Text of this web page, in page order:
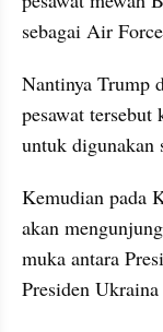
sebagai Air
Nantinya Trump
pesawat tersebut
untuk digunakan
Kemudian pada
akan
muka antara
Presiden